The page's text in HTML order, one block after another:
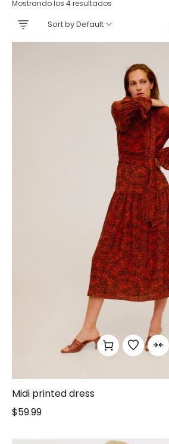
Mostrando los 4 resultados
Sort by Default
Midi printed dress
$59.99